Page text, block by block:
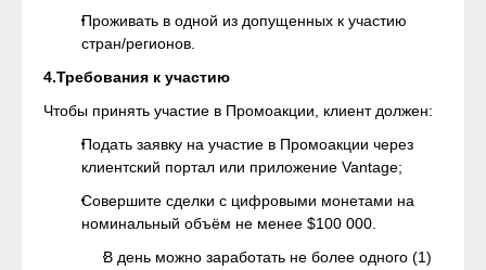
Проживать в одной из допущенных к участию
стран/регионов.
4.Требования к участию
Чтобы принять участие в Промоакции, клиент должен:
Подать заявку на участие в Промоакции через
клиентский портал или приложение Vantage;
Совершите сделки с цифровыми монетами на
номинальный объём не менее $100 000.
В день можно заработать не более одного (1)